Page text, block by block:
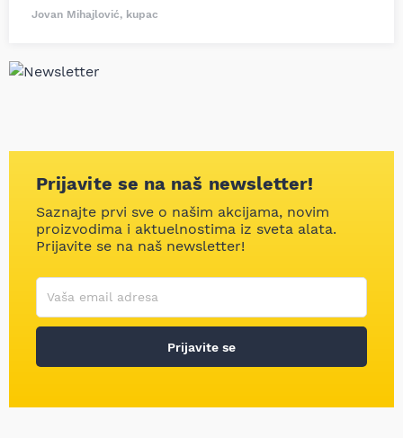
Jovan Mihajlović, kupac
Prijavite se na naš newsletter!
Saznajte prvi sve o našim akcijama, novim
proizvodima i aktuelnostima iz sveta alata.
Prijavite se na naš newsletter!
Korisničko ime
Vaša email adresa
Prijavite se